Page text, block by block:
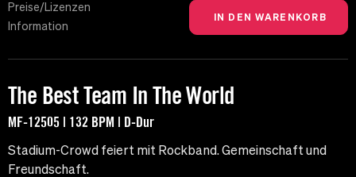
Preise/Lizenzen
Information
The Best Team In The World
MF-12505 | 132 BPM | D-Dur
Stadium-Crowd feiert mit Rockband. Gemeinschaft und
Freundschaft.